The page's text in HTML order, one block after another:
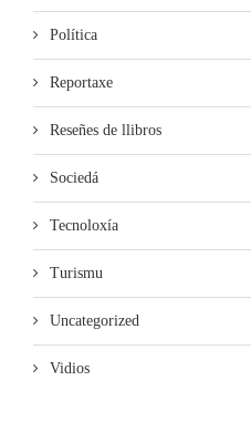
Política
Reportaxe
Reseñes de llibros
Sociedá
Tecnoloxía
Turismu
Uncategorized
Vidios